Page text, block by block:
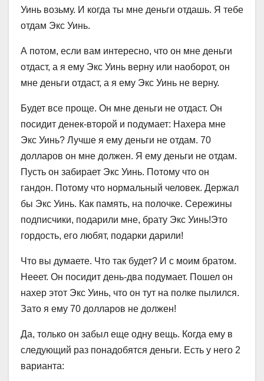
Уинь возьму. И когда ты мне деньги отдашь. Я тебе
отдам Экс Уинь.
А потом, если вам интересно, что он мне деньги
отдаст, а я ему Экс Уинь верну или наоборот, он
мне деньги отдаст, а я ему Экс Уинь не верну.
Будет все проще. Он мне деньги не отдаст. Он
посидит денек-второй и подумает: Нахера мне
Экс Уинь? Лучше я ему деньги не отдам. 70
долларов он мне должен. Я ему деньги не отдам.
Пусть он забирает Экс Уинь. Потому что он
гандон. Потому что нормальный человек. Держал
бы Экс Уинь. Как память, на полочке. Сережины
подписчики, подарили мне, брату Экс Уинь!Это
гордость, его любят, подарки дарили!
Что вы думаете. Что так будет? И с моим братом.
Нееет. Он посидит день-два подумает. Пошел он
нахер этот Экс Уинь, что он тут на полке пылился.
Зато я ему 70 долларов не должен!
Да, только он забыл еще одну вещь. Когда ему в
следующий раз понадобятся деньги. Есть у него 2
варианта: